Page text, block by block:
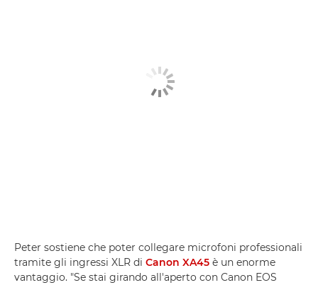
Peter sostiene che poter collegare microfoni professionali
tramite gli ingressi XLR di Canon XA45 è un enorme
vantaggio. "Se stai girando all'aperto con Canon EOS